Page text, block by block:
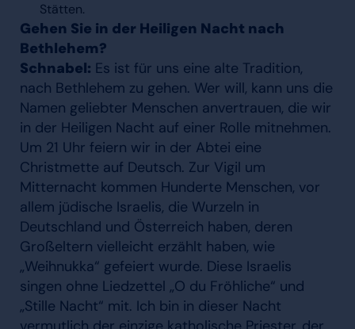
Stätten.
Gehen Sie in der Heiligen Nacht nach
Bethlehem?
Schnabel: Es ist für uns eine alte Tradition,
nach Bethlehem zu gehen. Wer will, kann uns die
Namen geliebter Menschen anvertrauen, die wir
in der Heiligen Nacht auf einer Rolle mitnehmen.
Um 21 Uhr feiern wir in der Abtei eine
Christmette auf Deutsch. Zur Vigil um
Mitternacht kommen Hunderte Menschen, vor
allem jüdische Israelis, die Wurzeln in
Deutschland und Österreich haben, deren
Großeltern vielleicht erzählt haben, wie
„Weihnukka“ gefeiert wurde. Diese Israelis
singen ohne Liedzettel „O du Fröhliche“ und
„Stille Nacht“ mit. Ich bin in dieser Nacht